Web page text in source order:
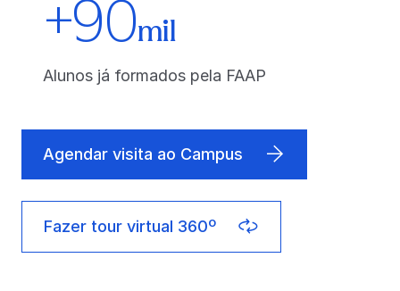
+90mil
Alunos já formados pela FAAP
Agendar visita ao Campus
Fazer tour virtual 360º